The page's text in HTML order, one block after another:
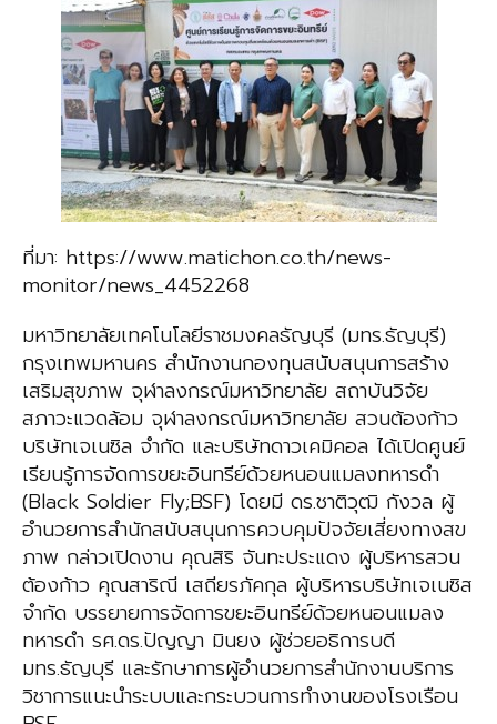
ที่มา: https://www.matichon.co.th/news-
monitor/news_4452268
มหาวิทยาลัยเทคโนโลยีราชมงคลธัญบุรี (มทร.ธัญบุรี)
กรุงเทพมหานคร สำนักงานกองทุนสนับสนุนการสร้าง
เสริมสุขภาพ จุฬาลงกรณ์มหาวิทยาลัย สถาบันวิจัย
สภาวะแวดล้อม จุฬาลงกรณ์มหาวิทยาลัย สวนต้องก้าว
บริษัทเจเนซิล จำกัด และบริษัทดาวเคมิคอล ได้เปิดศูนย์
เรียนรู้การจัดการขยะอินทรีย์ด้วยหนอนแมลงทหารดำ
(Black Soldier Fly;BSF) โดยมี ดร.ชาติวุฒิ กังวล ผู้
อำนวยการสำนักสนับสนุนการควบคุมปัจจัยเสี่ยงทางสข
ภาพ กล่าวเปิดงาน คุณสิริ จันทะประแดง ผู้บริหารสวน
ต้องก้าว คุณสาริณี เสถียรภัคกุล ผู้บริหารบริษัทเจเนซิส
จำกัด บรรยายการจัดการขยะอินทรีย์ด้วยหนอนแมลง
ทหารดำ รศ.ดร.ปัญญา มินยง ผู้ช่วยอธิการบดี
มทร.ธัญบุรี และรักษาการผู้อำนวยการสำนักงานบริการ
วิชาการแนะนำระบบและกระบวนการทำงานของโรงเรือน